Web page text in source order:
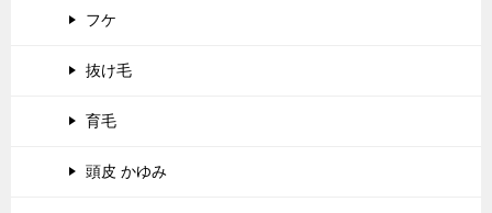
フケ
抜け毛
育毛
頭皮 かゆみ